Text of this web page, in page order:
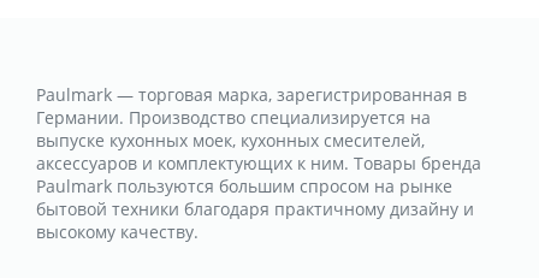
Paulmark — торговая марка, зарегистрированная в
Германии. Производство специализируется на
выпуске кухонных моек, кухонных смесителей,
аксессуаров и комплектующих к ним. Товары бренда
Paulmark пользуются большим спросом на рынке
бытовой техники благодаря практичному дизайну и
высокому качеству.